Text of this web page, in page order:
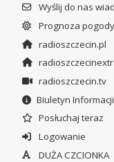
Wyślij do nas
Prognoza pogody
radioszczecin.pl
radioszczecin.tv
Biuletyn
Posłuchaj teraz
Logowanie
DUŻA CZCIONKA